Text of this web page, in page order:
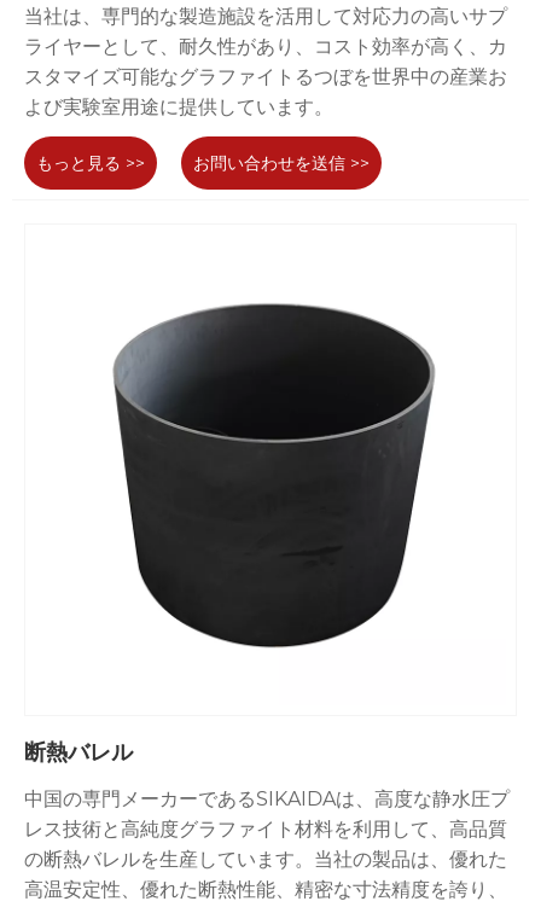
当社は、専門的な製造施設を活用して対応力の高いサプ
ライヤーとして、耐久性があり、コスト効率が高く、カ
スタマイズ可能なグラファイトるつぼを世界中の産業お
よび実験室用途に提供しています。
もっと見る >> お問い合わせを送信 >>
断熱バレル
中国の専門メーカーであるSIKAIDAは、高度な静水圧プ
レス技術と高純度グラファイト材料を利用して、高品質
の断熱バレルを生産しています。当社の製品は、優れた
高温安定性、優れた断熱性能、精密な寸法精度を誇り、